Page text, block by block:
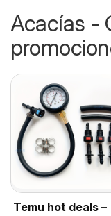
Acacías -
Temu hot deals –